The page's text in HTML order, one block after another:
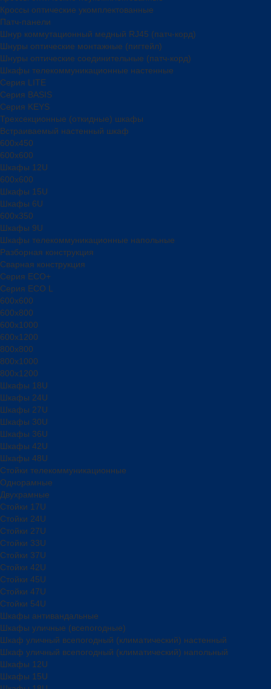
Кроссы оптические укомплектованные
Патч-панели
Шнур коммутационный медный RJ45 (патч-корд)
Шнуры оптические монтажные (пигтейл)
Шнуры оптические соединительные (патч-корд)
Шкафы телекоммуникационные настенные
Cерия LITE
Cерия BASIS
Cерия KEYS
Трехсекционные (откидные) шкафы
Встраиваемый настенный шкаф
600x450
600x600
Шкафы 12U
600x600
Шкафы 15U
Шкафы 6U
600x350
Шкафы 9U
Шкафы телекоммуникационные напольные
Разборная конструкция
Сварная конструкция
Серия ECO+
Серия ECO L
600x600
600x800
600х1000
600х1200
800x800
800х1000
800х1200
Шкафы 18U
Шкафы 24U
Шкафы 27U
Шкафы 30U
Шкафы 36U
Шкафы 42U
Шкафы 48U
Стойки телекоммуникационные
Однорамные
Двухрамные
Стойки 17U
Стойки 24U
Стойки 27U
Стойки 33U
Стойки 37U
Стойки 42U
Стойки 45U
Стойки 47U
Стойки 54U
Шкафы антивандальные
Шкафы уличные (всепогодные)
Шкаф уличный всепогодный (климатический) настенный
Шкаф уличный всепогодный (климатический) напольный
Шкафы 12U
Шкафы 15U